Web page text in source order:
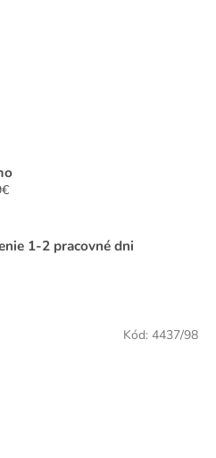
1-2 pracovné dni
Kód: 4437/98